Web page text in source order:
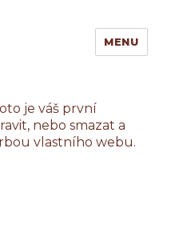
MENU
je váš první
nebo smazat a
vlastního webu.